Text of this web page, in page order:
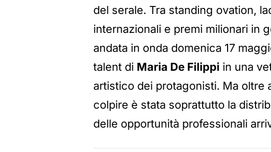
del serale. Tra standing ovation,
internazionali e premi milionari in
andata in onda domenica 17
talent di Maria De Filippi in una
artistico dei protagonisti. Ma oltre
colpire è stata soprattutto la
delle opportunità professionali